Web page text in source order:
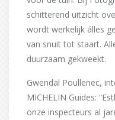
schitterend uitzicht
wordt werkelijk álles
van snuit tot staart.
duurzaam gekweekt.
Gwendal Poullenec,
MICHELIN Guides:
onze inspecteurs al